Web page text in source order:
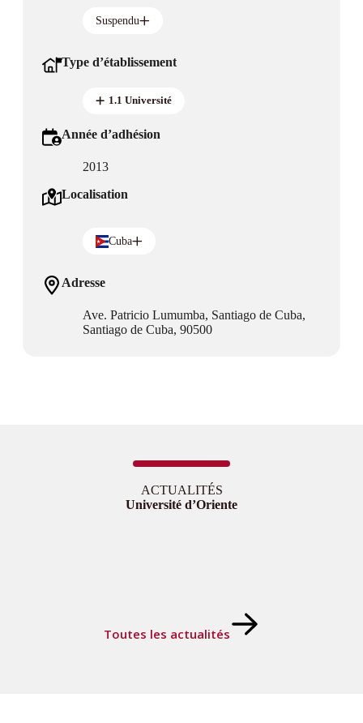
Suspendu
Type d’établissement
1.1 Université
Année d’adhésion
2013
Localisation
Cuba
Adresse
Ave. Patricio Lumumba, Santiago de Cuba,
Santiago de Cuba, 90500
ACTUALITÉS
Université d’Oriente
Toutes les actualités